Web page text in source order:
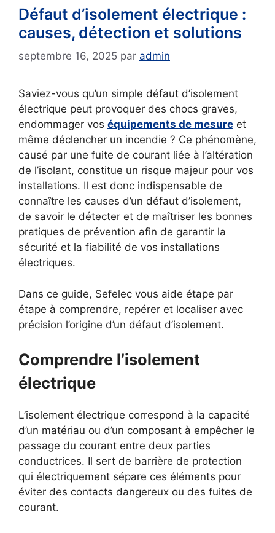
Défaut d’isolement électrique :
causes, détection et solutions
septembre 16, 2025 par admin
Saviez-vous qu’un simple défaut d’isolement
électrique peut provoquer des chocs graves,
endommager vos équipements de mesure et
même déclencher un incendie ? Ce phénomène,
causé par une fuite de courant liée à l’altération
de l’isolant, constitue un risque majeur pour vos
installations. Il est donc indispensable de
connaître les causes d’un défaut d’isolement,
de savoir le détecter et de maîtriser les bonnes
pratiques de prévention afin de garantir la
sécurité et la fiabilité de vos installations
électriques.
Dans ce guide, Sefelec vous aide étape par
étape à comprendre, repérer et localiser avec
précision l’origine d’un défaut d’isolement.
Comprendre l’isolement
électrique
L’isolement électrique correspond à la capacité
d’un matériau ou d’un composant à empêcher le
passage du courant entre deux parties
conductrices. Il sert de barrière de protection
qui électriquement sépare ces éléments pour
éviter des contacts dangereux ou des fuites de
courant.